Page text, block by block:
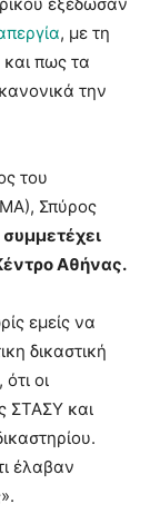
εξέδωσαν
, με τη
πως τα
την
του
Σπύρος
Αθήνας.
εμείς να
δικαστική
οι
ΣΤΑΣΥ και
έλαβαν